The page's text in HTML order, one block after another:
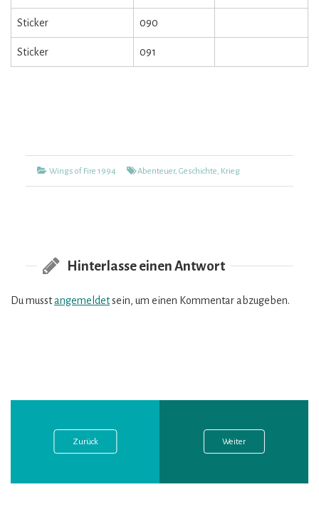
Sticker 090
Sticker 091
Kategorien
Wings of Fire 1994 TagsAbenteuer,Geschichte, Krieg
Hinterlasse einen Antwort
Du musstangemeldetsein, um einen Kommentar abzugeben.
Zurück Weiter